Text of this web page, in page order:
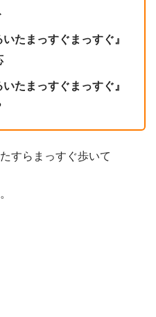
いたまっすぐまっすぐ』
いたまっすぐまっすぐ』
すらまっすぐ歩いて